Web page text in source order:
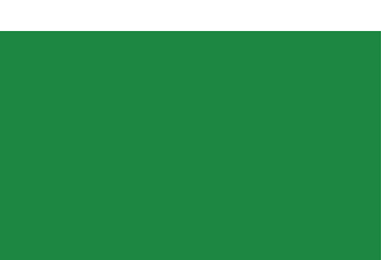
Medito —pensar en libros—